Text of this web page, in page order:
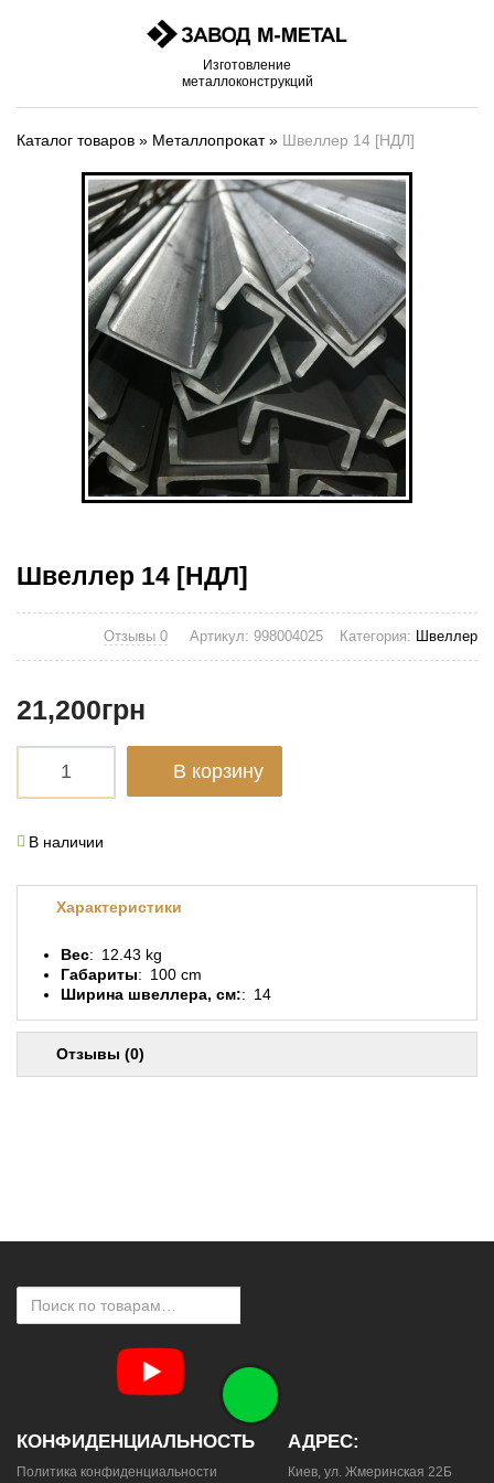
Изготовление
металлоконструкций
Каталог товаров » Металлопрокат» Швеллер 14 [НДЛ]
Швеллер 14 [НДЛ]
Отзывы 0 Артикул: 998004025 Категория: Швеллер
21,200грн
В корзину
В наличии
Характеристики
Вес
12.43 kg
Габариты
100 cm
Ширина швеллера, см:
14
Отзывы (0)
КОНФИДЕНЦИАЛЬНОСТЬ
Политика конфиденциальности
АДРЕС:
Киев, ул. Жмеринская 22Б